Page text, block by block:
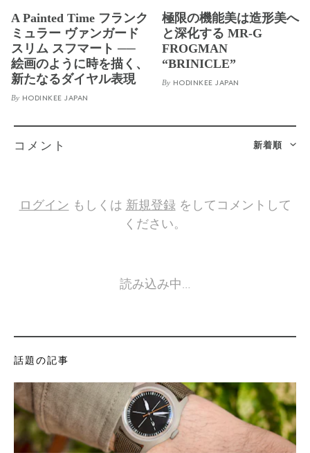
A Painted Time フランク
ミュラー ヴァンガード
スリム スフマート ──
絵画のように時を描く、
新たなるダイヤル表現
By HODINKEE JAPAN
極限の機能美は造形美へ
と深化する MR-G
FROGMAN
“BRINICLE”
By HODINKEE JAPAN
新着順
コメント
ログイン もしくは 新規登録をしてコメントして
ください。
読み込み中…
話題の記事